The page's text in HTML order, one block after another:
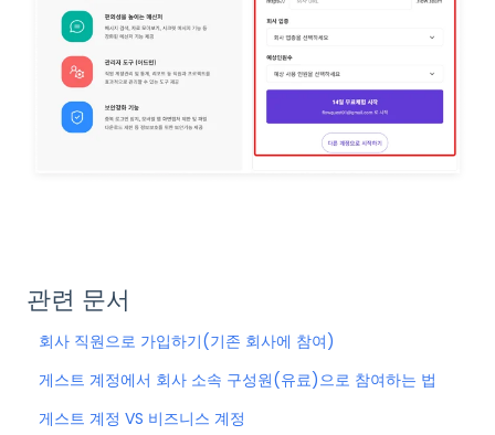
관련 문서
회사 직원으로 가입하기(기존 회사에 참여)
게스트 계정에서 회사 소속 구성원(유료)으로 참여하는 법
게스트 계정 VS 비즈니스 계정